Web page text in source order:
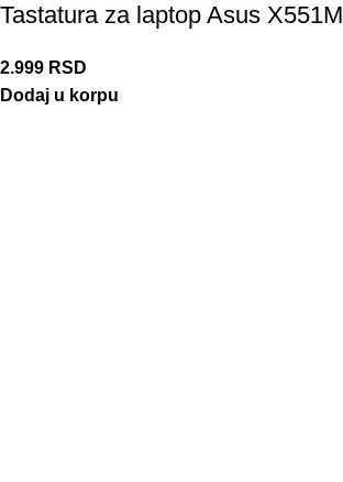
Tastatura za laptop Asus X551M
2.999 RSD
Dodaj u korpu